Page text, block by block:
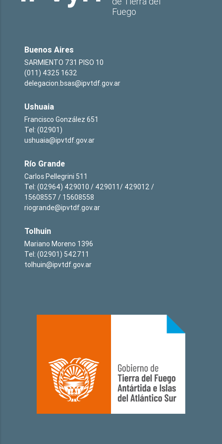
Fuego
Buenos Aires
SARMIENTO 731 PISO 10
(011) 4325 1632
delegacion.bsas@ipvtdf.gov.ar
Ushuaia
Francisco González 651
Tel: (02901)
ushuaia@ipvtdf.gov.ar
Río Grande
Carlos Pellegrini 511
Tel: (02964) 429010 / 429011/ 429012 /
15608557 / 15608558
riogrande@ipvtdf.gov.ar
Tolhuin
Mariano Moreno 1396
Tel: (02901) 542711
tolhuin@ipvtdf.gov.ar